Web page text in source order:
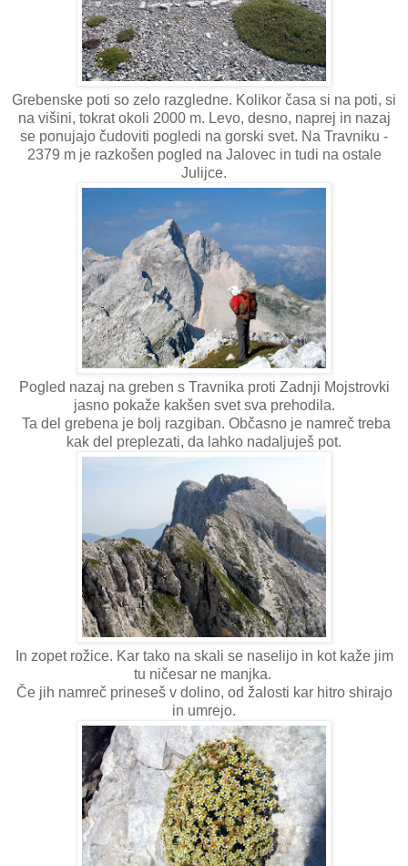
Grebenske poti so zelo razgledne. Kolikor časa si na poti, si
na višini, tokrat okoli 2000 m. Levo, desno, naprej in nazaj
se ponujajo čudoviti pogledi na gorski svet. Na Travniku -
2379 m je razkošen pogled na Jalovec in tudi na ostale
Julijce.
Pogled nazaj na greben s Travnika proti Zadnji Mojstrovki
jasno pokaže kakšen svet sva prehodila.
Ta del grebena je bolj razgiban. Občasno je namreč treba
kak del preplezati, da lahko nadaljuješ pot.
In zopet rožice. Kar tako na skali se naselijo in kot kaže jim
tu ničesar ne manjka.
Če jih namreč prineseš v dolino, od žalosti kar hitro shirajo
in umrejo.